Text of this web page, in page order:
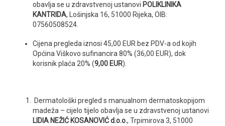
obavlja se u zdravstvenoj ustanovi POLIKLINIKA
KANTRIDA, Lošinjska 16, 51000 Rijeka, OIB:
07560508524.
Cijena pregleda iznosi 45,00 EUR bez PDV-a od kojih
Općina Viškovo sufinancira 80% (36,00 EUR), dok
korisnik plaća 20% (9,00 EUR).
Dermatološki pregled s manualnom dermatoskopijom
madeža – cijelo tijelo obavlja se u zdravstvenoj ustanovi
LIDIA NEŽIĆ KOSANOVIĆ d.o.o., Trpimirova 3, 51000